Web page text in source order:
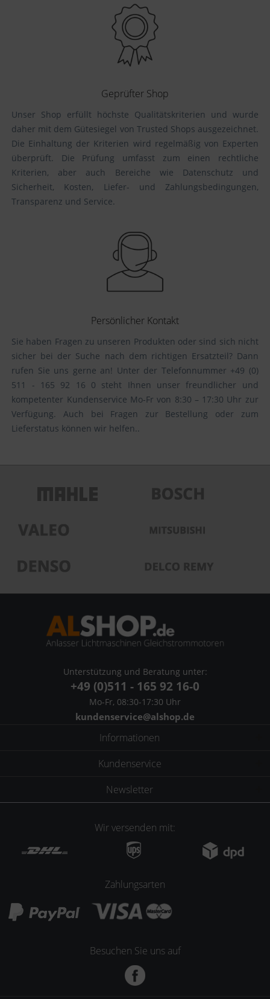
Geprüfter Shop
Unser Shop erfüllt höchste Qualitätskriterien und wurde
daher mit dem Gütesiegel von Trusted Shops ausgezeichnet.
Die Einhaltung der Kriterien wird regelmäßig von Experten
überprüft. Die Prüfung umfasst zum einen rechtliche
Kriterien, aber auch Bereiche wie Datenschutz und
Sicherheit, Kosten, Liefer- und Zahlungsbedingungen,
Transparenz und Service.
Persönlicher Kontakt
Sie haben Fragen zu unseren Produkten oder sind sich nicht
sicher bei der Suche nach dem richtigen Ersatzteil? Dann
rufen Sie uns gerne an! Unter der Telefonnummer +49 (0)
511 - 165 92 16 0 steht Ihnen unser freundlicher und
kompetenter Kundenservice Mo-Fr von 8:30 – 17:30 Uhr zur
Verfügung. Auch bei Fragen zur Bestellung oder zum
Lieferstatus können wir helfen..
Unterstützung und Beratung unter:
+49 (0)511 - 165 92 16-0
Mo-Fr, 08:30-17:30 Uhr
kundenservice@alshop.de
Informationen
Kundenservice
Newsletter
Wir versenden mit:
Zahlungsarten
Besuchen Sie uns auf